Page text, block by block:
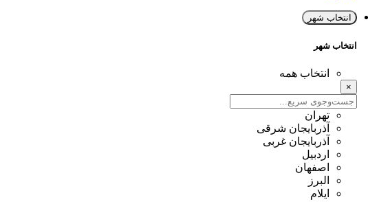
انتخاب شهر
انتخاب شهر
انتخاب همه
×
تهران
آذربایجان شرقی
آذربایجان غربی
اردبیل
اصفهان
البرز
ایلام